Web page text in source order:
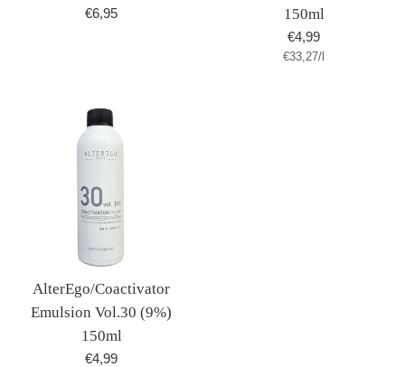
Normaler
€6,95
150ml
Normaler
Preis
€4,99
Stückpreis
€33,27/pro
AlterEgo/Coactivator
Emulsion Vol.30 (9%)
150ml
Normaler
€4,99